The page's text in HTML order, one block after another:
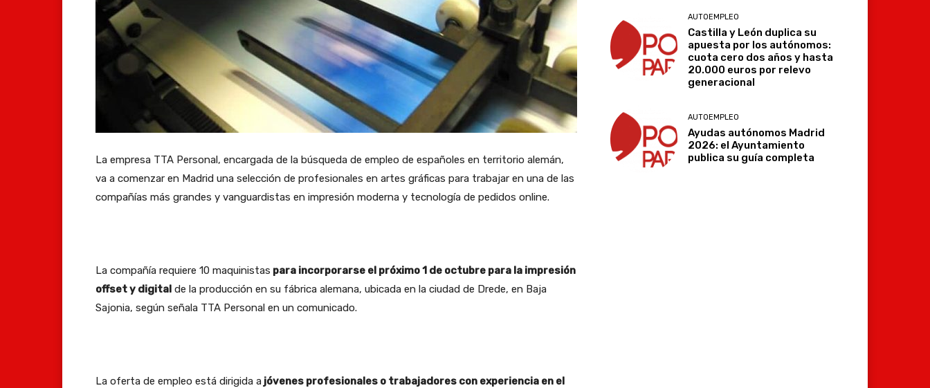
La empresa TTA Personal, encargada de la búsqueda de empleo de españoles en territorio alemán,
va a comenzar en Madrid una selección de profesionales en artes gráficas para trabajar en una de las
compañías más grandes y vanguardistas en impresión moderna y tecnología de pedidos online.
La compañía requiere 10 maquinistas para incorporarse el próximo 1 de octubre para la impresión
offset y digital de la producción en su fábrica alemana, ubicada en la ciudad de Drede, en Baja
Sajonia, según señala TTA Personal en un comunicado.
La oferta de empleo está dirigida a jóvenes profesionales o trabajadores con experiencia en el
AUTOEMPLEO
Castilla y León duplica su
apuesta por los autónomos:
cuota cero dos años y hasta
20.000 euros por relevo
generacional
AUTOEMPLEO
Ayudas autónomos Madrid
2026: el Ayuntamiento
publica su guía completa